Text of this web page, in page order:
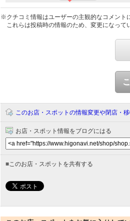
※クチコミ情報はユーザーの主観的なコメント
これらは投稿時の情報のため、変更になって
このお店・スポットの情報変更や閉店・
お店・スポット情報をブログにはる
■このお店・スポットを共有する